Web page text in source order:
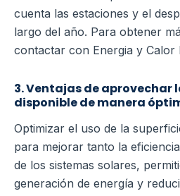
cuenta las estaciones y el
largo del año. Para obtener
contactar con Energia y Calor
3. Ventajas de aprovechar
disponible de manera
Optimizar el uso de la
para mejorar tanto la
de los sistemas solares,
generación de energía y